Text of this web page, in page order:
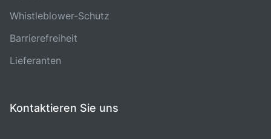
Whistleblower-Schutz
Barrierefreiheit
Lieferanten
Kontaktieren Sie uns